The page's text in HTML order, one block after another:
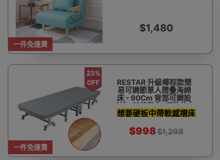
一件免運費
$1,480
一件免運費
23%
OFF
RESTAR 升級椰棕款簡
易可調節單人摺疊海綿
床 - 90Cm 背部可調設
計| 8輪移動 | 4摺收納 |
高彈海棉 | 承重150kg左
想要硬板中帶軟感摺床
$998$1,298